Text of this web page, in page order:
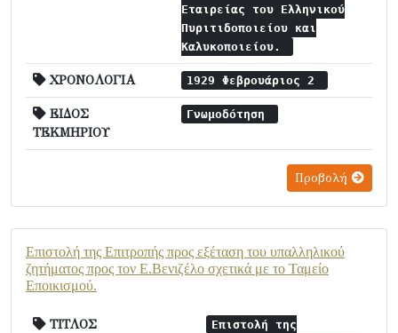
Εταιρείας του Ελληνικού
Πυριτιδοποιείου και
Καλυκοποιείου.
ΧΡΟΝΟΛΟΓΙΑ 1929 Φεβρουάριος 2
ΕΙΔΟΣ
ΤΕΚΜΗΡΙΟΥ
Γνωμοδότηση
Προβολή
Επιστολή της Επιτροπής προς εξέταση του υπαλληλικού
ζητήματος προς τον Ε.Βενιζέλο σχετικά με το Ταμείο
Εποικισμού.
ΤΙΤΛΟΣ
Επιστολή της